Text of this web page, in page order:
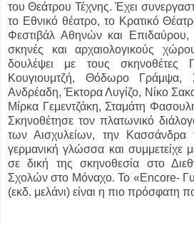
του Θεάτρου Τέχνης. Έχει
το Εθνικό θέατρο, το Κρατικό
Φεστιβάλ Αθηνών και Επιδαύρου,
σκηνές και αρχαιολογικούς
δουλέψει με τους σκηνοθέτες
Κουγιουμτζή, Θόδωρο Γράμψα,
Ανδρέαδη, Έκτορα Λυγίζο, Νίκο
Μίρκα Γεμεντζάκη, Σταμάτη
Σκηνοθέτησε τον πλατωνικό
των Αισχυλείων, την
γερμανική γλώσσα και συμμετείχε
σε δική της σκηνοθεσία στο
Σχολών στο Μόναχο. Το «Encore-
(εκδ. μελάνι) είναι η πιο πρόσφατη